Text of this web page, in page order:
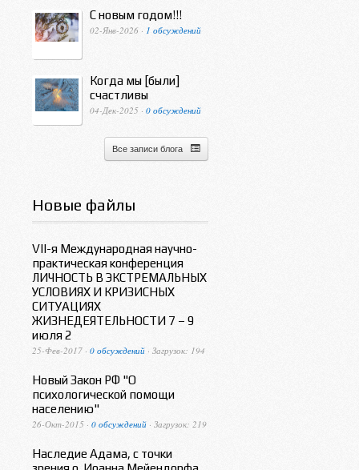
С новым годом!!!
02-Янв-2026 · 1 обсуждений
Когда мы [были]
счастливы
04-Дек-2025 · 0 обсуждений
Все записи блога
Новые файлы
VII-я Международная научно-
практическая конференция
ЛИЧНОСТЬ В ЭКСТРЕМАЛЬНЫХ
УСЛОВИЯХ И КРИЗИСНЫХ
СИТУАЦИЯХ
ЖИЗНЕДЕЯТЕЛЬНОСТИ 7 – 9
июля 2
25-Фев-2017 · 0 обсуждений · Загрузок: 194
Новый Закон РФ "О
психологической помощи
населению"
26-Окт-2015 · 0 обсуждений · Загрузок: 219
Наследие Адама, с точки